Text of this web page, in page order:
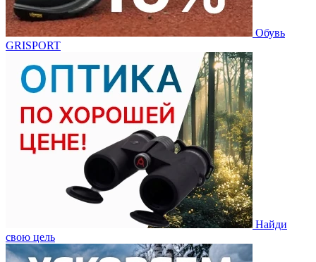
Обувь
GRISPORT
Найди
свою цель